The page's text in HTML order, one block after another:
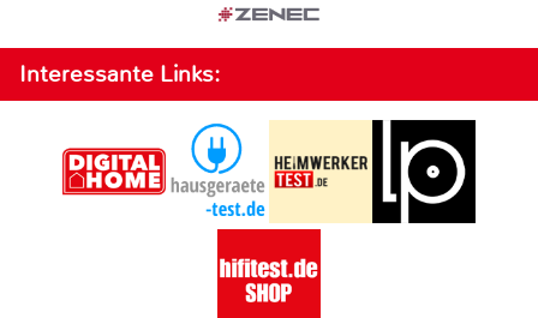
Interessante Links: